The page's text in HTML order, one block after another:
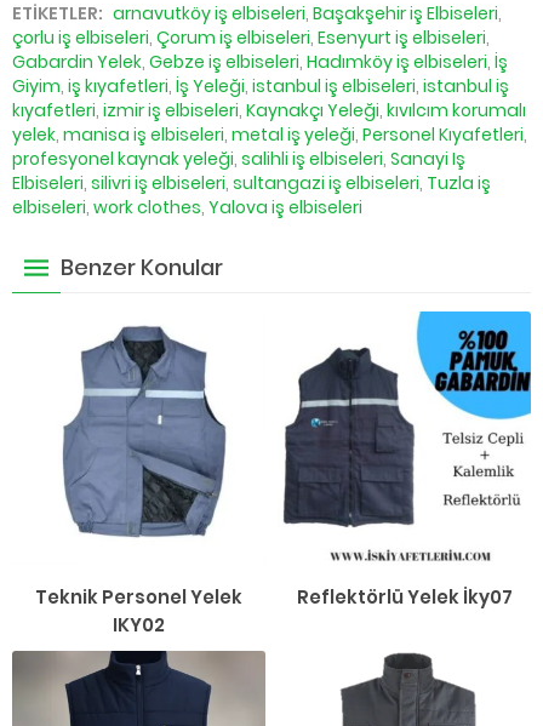
ETİKETLER: arnavutköy iş elbiseleri, Başakşehir iş Elbiseleri,
çorlu iş elbiseleri, Çorum iş elbiseleri, Esenyurt iş elbiseleri,
Gabardin Yelek, Gebze iş elbiseleri, Hadımköy iş elbiseleri, İş
Giyim, iş kıyafetleri, İş Yeleği, istanbul iş elbiseleri, istanbul iş
kıyafetleri, izmir iş elbiseleri, Kaynakçı Yeleği, kıvılcım korumalı
yelek, manisa iş elbiseleri, metal iş yeleği, Personel Kıyafetleri,
profesyonel kaynak yeleği, salihli iş elbiseleri, Sanayi Iş
Elbiseleri, silivri iş elbiseleri, sultangazi iş elbiseleri, Tuzla iş
elbiseleri, work clothes, Yalova iş elbiseleri
Benzer Konular
Teknik Personel Yelek
IKY02
Reflektörlü Yelek İky07